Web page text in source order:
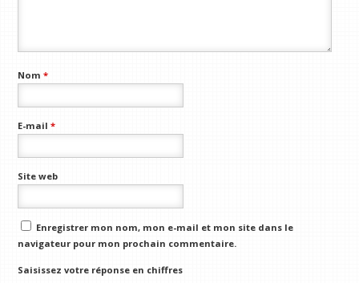
Nom*
E-mail*
Site web
Enregistrer mon nom, mon e-mail et mon site dans le
navigateur pour mon prochain commentaire.
Saisissez votre réponse en chiffres